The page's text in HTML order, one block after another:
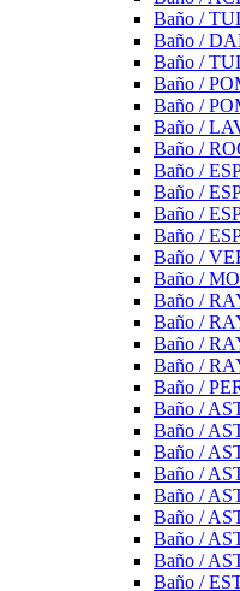
Baño /
Baño /
Baño /
Baño /
Baño /
Baño /
Baño /
Baño /
Baño /
Baño /
Baño /
Baño /
Baño /
Baño /
Baño /
Baño /
Baño /
Baño /
Baño /
Baño /
Baño /
Baño /
Baño /
Baño /
Baño /
Baño /
Baño /